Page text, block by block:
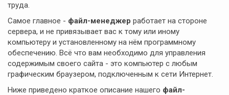
труда.
Самое главное - файл-менеджер работает на стороне
сервера, и не привязывает вас к тому или иному
компьютеру и установленному на нём программному
обеспечению. Всё что вам необходимо для управления
содержимым своего сайта - это компьютер с любым
графическим браузером, подключенным к сети Интернет.
Ниже приведено краткое описание нашего файл-